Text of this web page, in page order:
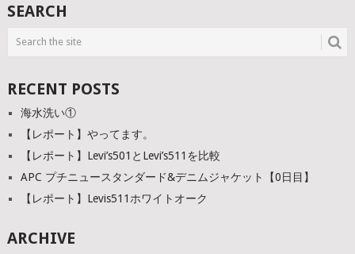
SEARCH
RECENT POSTS
海水洗い①
【レポート】やってます。
【レポート】Levi’s501とLevi’s511を比較
APC プチニュースタンダード&デニムジャケット【0日目】
【レポート】Levis511ホワイトオーク
ARCHIVE